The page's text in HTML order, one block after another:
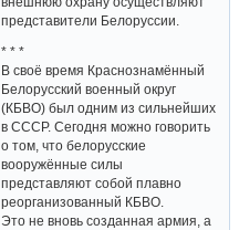
представители Белоруссии.
* * *
В своё время Краснознамённый
Белорусский военный округ
(КБВО) был одним из сильнейших
в СССР. Сегодня можно говорить
о том, что белорусские
вооружённые силы
представляют собой плавно
реорганизованный КБВО.
Это не вновь созданная армия, а